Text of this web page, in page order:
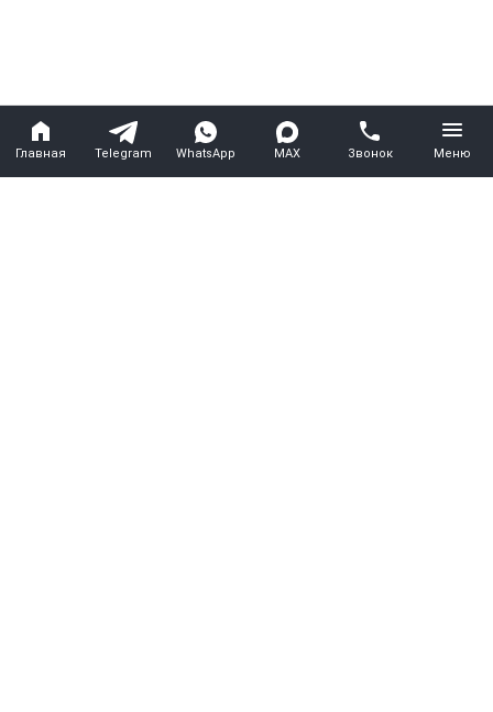
Главная Telegram WhatsApp MAX Звонок Меню